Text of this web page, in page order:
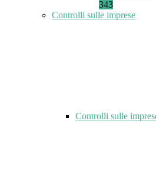
343
Controlli sulle imprese
Controlli sulle